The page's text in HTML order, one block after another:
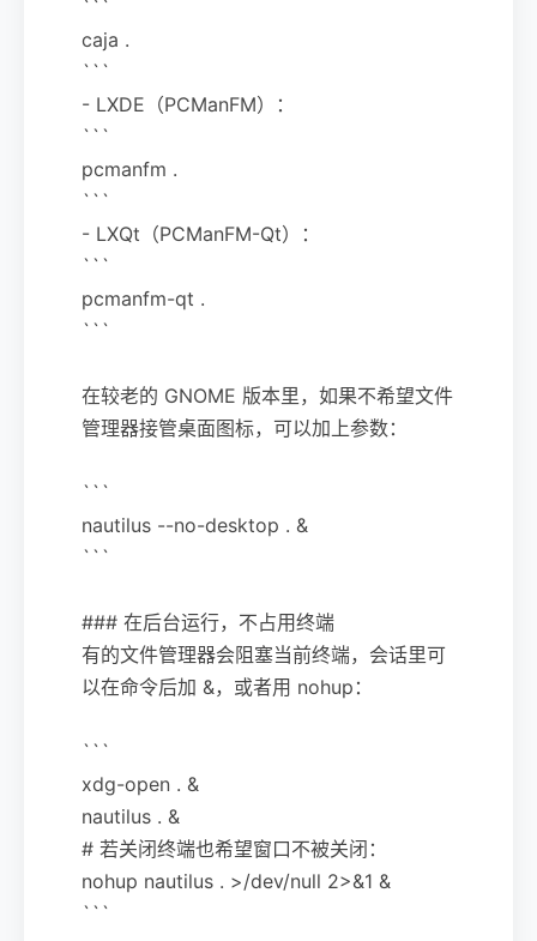
```
caja .
```
- LXDE（PCManFM）：
```
pcmanfm .
```
- LXQt（PCManFM-Qt）：
```
pcmanfm-qt .
```
在较老的 GNOME 版本里，如果不希望文件
管理器接管桌面图标，可以加上参数：
```
nautilus --no-desktop . &
```
### 在后台运行，不占用终端
有的文件管理器会阻塞当前终端，会话里可
以在命令后加 &，或者用 nohup：
```
xdg-open . &
nautilus . &
# 若关闭终端也希望窗口不被关闭：
nohup nautilus . >/dev/null 2>&1 &
```